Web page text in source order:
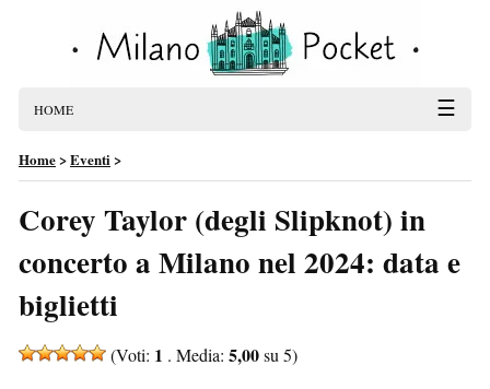
HOME ☰
Home>Eventi>
Corey Taylor (degli Slipknot) in
concerto a Milano nel 2024: data e
biglietti
(Voti: 1 . Media: 5,00su 5)